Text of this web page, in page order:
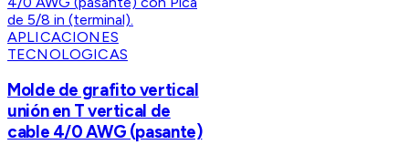
APLICACIONES
TECNOLOGICAS
Molde de grafito vertical
unión en T vertical de
cable 4/0 AWG (pasante)